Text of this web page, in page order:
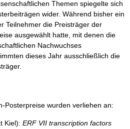
Themen spiegelte sich
wider. Während bisher ein
Teilnehmer die Preisträger der
ausgewählt hatte, mit denen die
Nachwuchses
dieses Jahr ausschließlich die
Posterpreise wurden verliehen an:
Kiel): ERF VII transcription factors